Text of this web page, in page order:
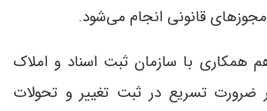
قانونی انجام می‌شود.
همکاری با سازمان ثبت اسناد و املاک
ضرورت تسریع در ثبت تغییر و تحولات